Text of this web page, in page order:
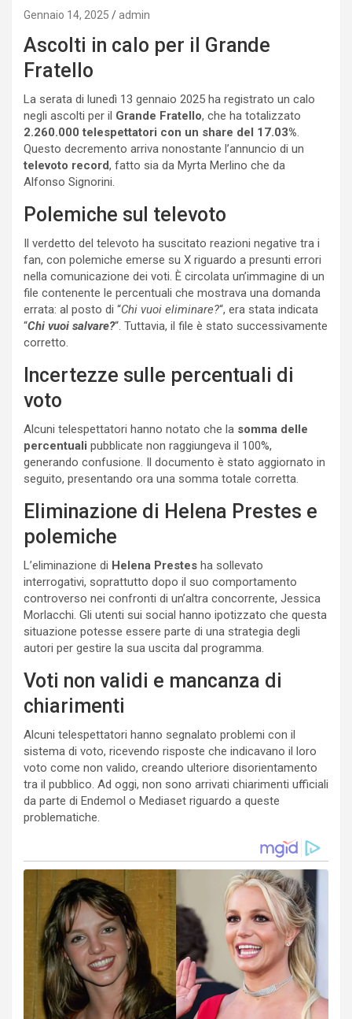
Gennaio 14, 2025 admin
Ascolti in calo per il Grande
Fratello
La serata di lunedì 13 gennaio 2025 ha registrato un calo
negli ascolti per il Grande Fratello, che ha totalizzato
2.260.000 telespettatori con un share del 17.03%.
Questo decremento arriva nonostante l’annuncio di un
televoto record, fatto sia da Myrta Merlino che da
Alfonso Signorini.
Polemiche sul televoto
Il verdetto del televoto ha suscitato reazioni negative tra i
fan, con polemiche emerse su X riguardo a presunti errori
nella comunicazione dei voti. È circolata un’immagine di un
file contenente le percentuali che mostrava una domanda
errata: al posto di “Chi vuoi eliminare?“, era stata indicata
“Chi vuoi salvare?“. Tuttavia, il file è stato successivamente
corretto.
Incertezze sulle percentuali di
voto
Alcuni telespettatori hanno notato che la somma delle
percentuali pubblicate non raggiungeva il 100%,
generando confusione. Il documento è stato aggiornato in
seguito, presentando ora una somma totale corretta.
Eliminazione di Helena Prestes e
polemiche
L’eliminazione di Helena Prestes ha sollevato
interrogativi, soprattutto dopo il suo comportamento
controverso nei confronti di un’altra concorrente, Jessica
Morlacchi. Gli utenti sui social hanno ipotizzato che questa
situazione potesse essere parte di una strategia degli
autori per gestire la sua uscita dal programma.
Voti non validi e mancanza di
chiarimenti
Alcuni telespettatori hanno segnalato problemi con il
sistema di voto, ricevendo risposte che indicavano il loro
voto come non valido, creando ulteriore disorientamento
tra il pubblico. Ad oggi, non sono arrivati chiarimenti ufficiali
da parte di Endemol o Mediaset riguardo a queste
problematiche.